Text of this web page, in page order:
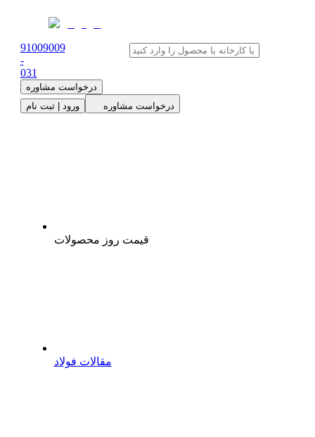
91009009
-
031
درخواست مشاوره
ورود | ثبت نام
درخواست مشاوره
قیمت روز محصولات
مقالات فولاد